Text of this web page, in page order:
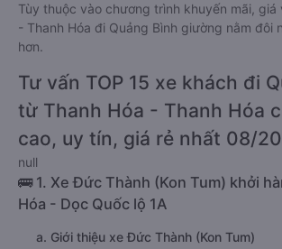
Tùy thuộc vào chương trình khuyến mãi, giá
- Thanh Hóa đi Quảng Bình giường nằm đôi
hơn.
Tư vấn TOP 15 xe khách đi
từ Thanh Hóa - Thanh Hóa
cao, uy tín, giá rẻ nhất 08/
null
🚌 1. Xe Đức Thành (Kon Tum) khởi
Hóa - Dọc Quốc lộ 1A
a. Giới thiệu xe Đức Thành (Kon Tum)